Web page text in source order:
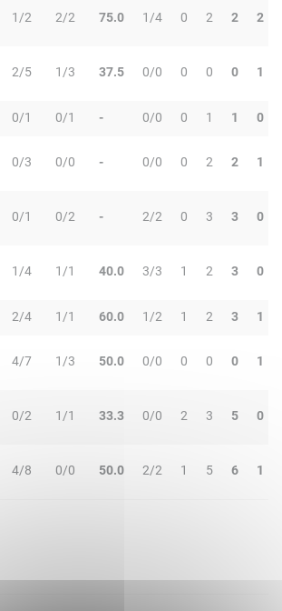
1/2 2/2 75.0 1/4 0 2 2 2
2/5 1/3 37.5 0/0 0 0 0 1
0/1 0/1 - 0/0 0 1 1 0
0/3 0/0 - 0/0 0 2 2 1
0/1 0/2 - 2/2 0 3 3 0
1/4 1/1 40.0 3/3 1 2 3 0
2/4 1/1 60.0 1/2 1 2 3 1
4/7 1/3 50.0 0/0 0 0 0 1
0/2 1/1 33.3 0/0 2 3 5 0
4/8 0/0 50.0 2/2 1 5 6 1